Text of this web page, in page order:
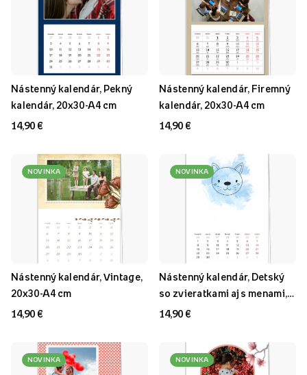
Nástenný kalendár, Pekný
kalendár, 20x30-A4 cm
14,90 €
Nástenný kalendár, Firemný
kalendár, 20x30-A4 cm
14,90 €
NOVINKA
Nástenný kalendár, Vintage,
20x30-A4 cm
14,90 €
NOVINKA
Nástenný kalendár, Detský
so zvieratkami aj s menami,
20x30-A4 cm
14,90 €
NOVINKA NOVINKA